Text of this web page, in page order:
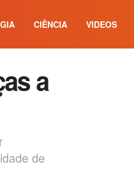
CIÊNCIA VIDEOS
a
de